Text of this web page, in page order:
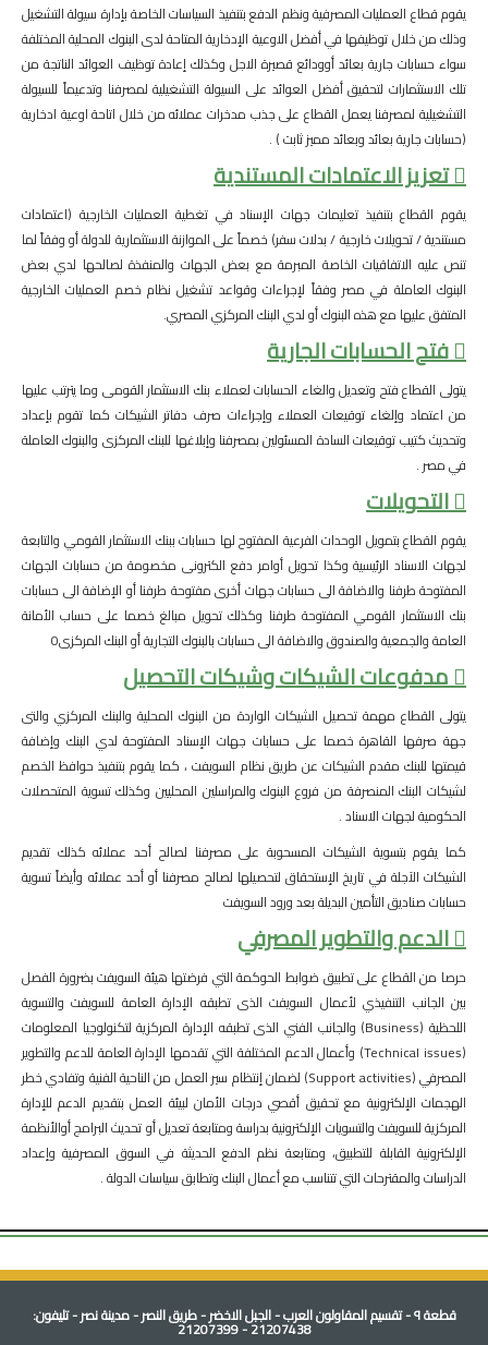
يقوم قطاع العمليات المصرفية ونظم الدفع بتنفيذ السياسات الخاصة بإدارة سيولة التشغيل
وذلك من خلال توظيفها في أفضل الاوعية الإدخارية المتاحة لدى البنوك المحلية المختلفة
سواء حسابات جارية بعائد أوودائع قصيرة الاجل وكذلك إعادة توظيف العوائد الناتجة من
تلك الاستثمارات لتحقيق أفضل العوائد على السيولة التشغيلية لمصرفنا وتدعيماً للسيولة
التشغيلية لمصرفنا يعمل القطاع على جذب مدخرات عملائه من خلال اتاحة اوعية ادخارية
(حسابات جارية بعائد وبعائد مميز ثابت ) .
يقوم القطاع بتنفيذ تعليمات جهات الإسناد في تغطية العمليات الخارجية (اعتمادات
مستندية / تحويلات خارجية / بدلات سفر) خصماً على الموازنة الاستثمارية للدولة أو وفقاً لما
تنص عليه الاتفاقيات الخاصة المبرمة مع بعض الجهات والمنفذة لصالحها لدي بعض
البنوك العاملة في مصر وفقاً لإجراءات وقواعد تشغيل نظام خصم العمليات الخارجية
المتفق عليها مع هذه البنوك أو لدي البنك المركزي المصري.
يتولى القطاع فتح وتعديل والغاء الحسابات لعملاء بنك الاستثمار القومى وما يترتب عليها
من اعتماد وإلغاء توقيعات العملاء وإجراءات صرف دفاتر الشيكات كما تقوم بإعداد
وتحديث كتيب توقيعات السادة المسئولين بمصرفنا وإبلاغها للبنك المركزى والبنوك العاملة
في مصر .
يقوم القطاع بتمويل الوحدات الفرعية المفتوح لها حسابات ببنك الاستثمار القومي والتابعة
لجهات الاسناد الرئيسية وكذا تحويل أوامر دفع الكترونى مخصومة من حسابات الجهات
المفتوحة طرفنا والاضافة الى حسابات جهات أخرى مفتوحة طرفنا أو الإضافة الى حسابات
بنك الاستثمار القومي المفتوحة طرفنا وكذلك تحويل مبالغ خصما على حساب الأمانة
العامة والجمعية والصندوق والاضافة الى حسابات بالبنوك التجارية أو البنك المركزى0
يتولى القطاع مهمة تحصيل الشيكات الواردة من البنوك المحلية والبنك المركزي والتى
جهة صرفها القاهرة خصما على حسابات جهات الإسناد المفتوحة لدي البنك وإضافة
قيمتها للبنك مقدم الشيكات عن طريق نظام السويفت ، كما يقوم بتنفيذ حوافظ الخصم
لشيكات البنك المنصرفة من فروع البنوك والمراسلين المحليين وكذلك تسوية المتحصلات
الحكومية لجهات الاسناد .
كما يقوم بتسوية الشيكات المسحوبة على مصرفنا لصالح أحد عملائه كذلك تقديم
الشيكات الآجلة في تاريخ الإستحقاق لتحصيلها لصالح مصرفنا أو أحد عملائه وأيضاً تسوية
حسابات صناديق التأمين البديلة بعد ورود السويفت
حرصا من القطاع على تطبيق ضوابط الحوكمة التي فرضتها هيئة السويفت بضرورة الفصل
بين الجانب التنفيذي لأعمال السويفت الذى تطبقه الإدارة العامة للسويفت والتسوية
اللحظية (Business) والجانب الفني الذى تطبقه الإدارة المركزية لتكنولوجيا المعلومات
(Technical issues) وأعمال الدعم المختلفة التي تقدمها الإدارة العامة للدعم والتطوير
المصرفي (Support activities) لضمان إنتظام سير العمل من الناحية الفنية وتفادي خطر
الهجمات الإلكترونية مع تحقيق أقصي درجات الأمان لبيئة العمل بتقديم الدعم للإدارة
المركزية للسويفت والتسويات الإلكترونية بدراسة ومتابعة تعديل أو تحديث البرامج أوالأنظمة
الإلكترونية القابلة للتطبيق، ومتابعة نظم الدفع الحديثة في السوق المصرفية وإعداد
الدراسات والمقترحات التي تتناسب مع أعمال البنك وتطابق سياسات الدولة .
قطعة ٩ - تقسيم المقاولون العرب - الجبل الاخضر - طريق النصر - مدينة نصر - تليفون:
21207438 - 21207399